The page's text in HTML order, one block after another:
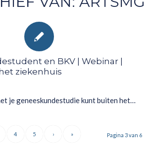
en BKV | Webinar |
ziekenhuis
je geneeskundestudie kunt buiten het…
Pagina 3 van 6
4 5 › »